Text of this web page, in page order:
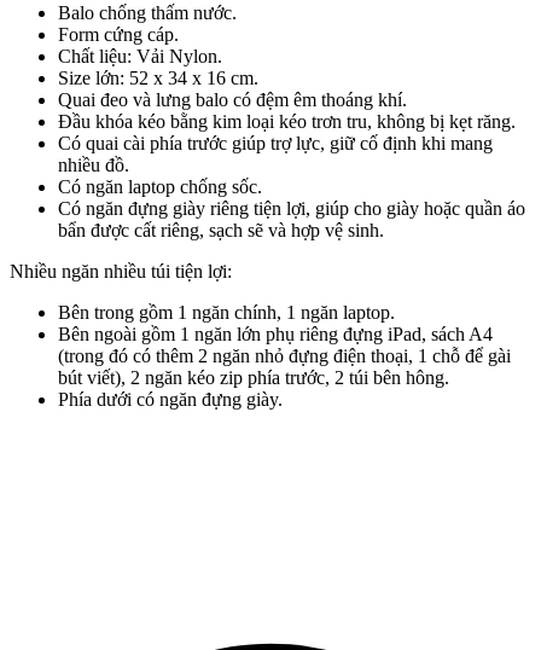
Balo chống thấm nước.
Form cứng cáp.
Chất liệu: Vải Nylon.
Size lớn: 52 x 34 x 16 cm.
Quai đeo và lưng balo có đệm êm thoáng khí.
Đầu khóa kéo bằng kim loại kéo trơn tru, không bị kẹt răng.
Có quai cài phía trước giúp trợ lực, giữ cố định khi mang
nhiều đồ.
Có ngăn laptop chống sốc.
Có ngăn đựng giày riêng tiện lợi, giúp cho giày hoặc quần áo
bẩn được cất riêng, sạch sẽ và hợp vệ sinh.
Nhiều ngăn nhiều túi tiện lợi:
Bên trong gồm 1 ngăn chính, 1 ngăn laptop.
Bên ngoài gồm 1 ngăn lớn phụ riêng đựng iPad, sách A4
(trong đó có thêm 2 ngăn nhỏ đựng điện thoại, 1 chỗ để gài
bút viết), 2 ngăn kéo zip phía trước, 2 túi bên hông.
Phía dưới có ngăn đựng giày.